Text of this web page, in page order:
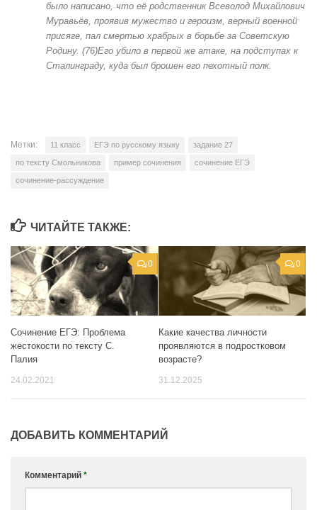
было написано, что её родственник Всеволод Михайлович
Муравьёв, проявив мужество и героизм, верный военной
присяге, пал смертью храбрых в борьбе за Советскую
Родину. (76)Его убило в первой же атаке, на подступах к
Сталинграду, куда был брошен его пехотный полк.
Метки: 11 класс ЕГЭ по русскому языку задание 27
по тексту Смольникова пример сочинения сочинение ЕГЭ
сочинение-рассуждение
ЧИТАЙТЕ ТАКЖЕ:
0
Сочинение ЕГЭ: Проблема
жестокости по тексту С.
Палия
24.02.2021
0
Какие качества личности
проявляются в подростковом
возрасте?
31.12.2025
ДОБАВИТЬ КОММЕНТАРИЙ
Комментарий *